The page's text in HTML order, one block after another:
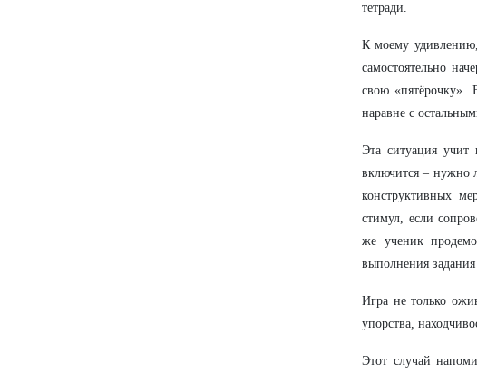
тетради.
К моему
самостоятельно
свою «пятёрочку».
наравне с
Эта ситуация учит
включится – нужно
конструктивных
стимул, если
же ученик
выполнения
Игра не только
упорства,
Этот случай